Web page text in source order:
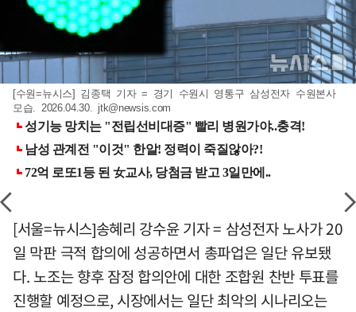
[수원=뉴시스] 김종택 기자 = 경기 수원시 영통구 삼성전자 수원본사
모습. 2026.04.30. jtk@newsis.com
[서울=뉴시스]송혜리 강수윤 기자 = 삼성전자 노사가 20
일 막판 극적 합의에 성공하면서 총파업은 일단 유보됐
다. 노조는 향후 잠정 합의안에 대한 조합원 찬반 투표를
진행할 예정으로, 시장에서는 일단 최악의 시나리오는